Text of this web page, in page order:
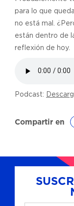
para lo que
no está mal.
están dentro de
reflexión de hoy.
Podcast:
Compartir en